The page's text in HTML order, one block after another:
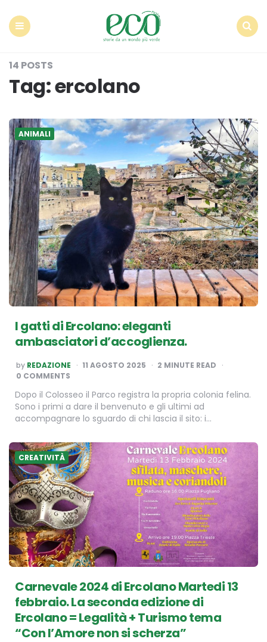
14 POSTS
Tag:ercolano
ANIMALI
I gatti di Ercolano: eleganti
ambasciatori d’accoglienza.
POSTED
BY
by REDAZIONE 11 AGOSTO 2025 2 MINUTE READ
0 COMMENTS
Dopo il Colosseo il Parco registra la propria colonia felina.
Sono i primi a dare il benvenuto e gli ultimi ad
accompagnare lo sguardo di chi lascia il sito: i…
CREATIVITÀ
Carnevale 2024 di Ercolano Martedi 13
febbraio. La seconda edizione di
Ercolano = Legalità + Turismo tema
“Con l’Amore non si scherza”